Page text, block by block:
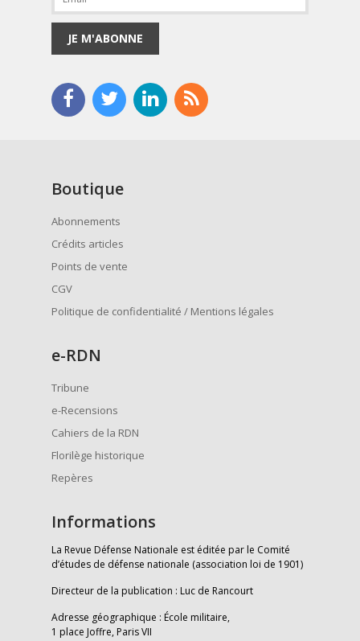
JE M'ABONNE
Boutique
Abonnements
Crédits articles
Points de vente
CGV
Politique de confidentialité / Mentions légales
e-RDN
Tribune
e-Recensions
Cahiers de la RDN
Florilège historique
Repères
Informations
La Revue Défense Nationale est éditée par le Comité
d’études de défense nationale (association loi de 1901)
Directeur de la publication : Luc de Rancourt
Adresse géographique : École militaire,
1 place Joffre, Paris VII